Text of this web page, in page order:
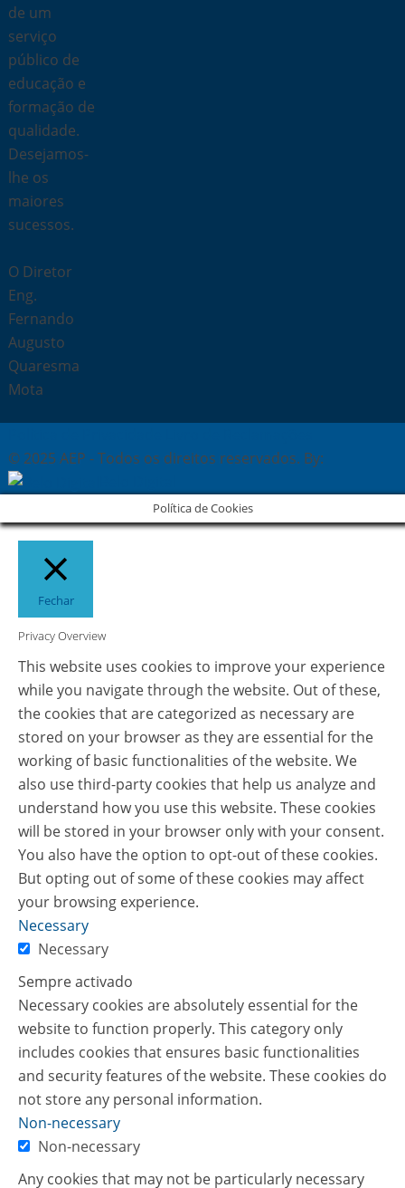
de um
serviço
público de
educação e
formação de
qualidade.
Desejamos-
lhe os
maiores
sucessos.
O Diretor
Eng.
Fernando
Augusto
Quaresma
Mota
© 2025 AEP - Todos os direitos reservados. By:
Política de Cookies
Fechar
Privacy Overview
This website uses cookies to improve your experience
while you navigate through the website. Out of these,
the cookies that are categorized as necessary are
stored on your browser as they are essential for the
working of basic functionalities of the website. We
also use third-party cookies that help us analyze and
understand how you use this website. These cookies
will be stored in your browser only with your consent.
You also have the option to opt-out of these cookies.
But opting out of some of these cookies may affect
your browsing experience.
Necessary
Necessary
Sempre activado
Necessary cookies are absolutely essential for the
website to function properly. This category only
includes cookies that ensures basic functionalities
and security features of the website. These cookies do
not store any personal information.
Non-necessary
Non-necessary
Any cookies that may not be particularly necessary